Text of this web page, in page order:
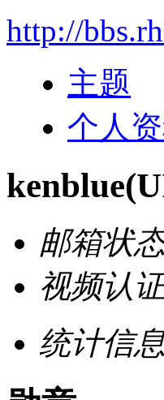
http://
主题
个人
kenblue
邮箱状
视频认
统计信